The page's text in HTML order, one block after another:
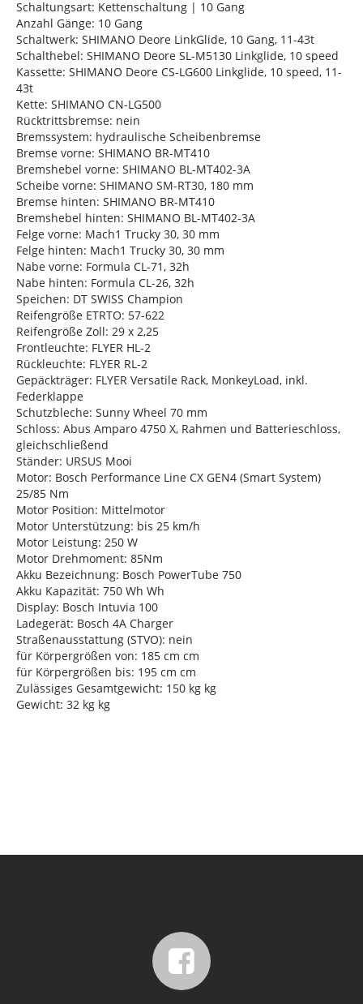
Schaltungsart: Kettenschaltung | 10 Gang
Anzahl Gänge: 10 Gang
Schaltwerk: SHIMANO Deore LinkGlide, 10 Gang, 11-43t
Schalthebel: SHIMANO Deore SL-M5130 Linkglide, 10 speed
Kassette: SHIMANO Deore CS-LG600 Linkglide, 10 speed, 11-
43t
Kette: SHIMANO CN-LG500
Rücktrittsbremse: nein
Bremssystem: hydraulische Scheibenbremse
Bremse vorne: SHIMANO BR-MT410
Bremshebel vorne: SHIMANO BL-MT402-3A
Scheibe vorne: SHIMANO SM-RT30, 180 mm
Bremse hinten: SHIMANO BR-MT410
Bremshebel hinten: SHIMANO BL-MT402-3A
Felge vorne: Mach1 Trucky 30, 30 mm
Felge hinten: Mach1 Trucky 30, 30 mm
Nabe vorne: Formula CL-71, 32h
Nabe hinten: Formula CL-26, 32h
Speichen: DT SWISS Champion
Reifengröße ETRTO: 57-622
Reifengröße Zoll: 29 x 2,25
Frontleuchte: FLYER HL-2
Rückleuchte: FLYER RL-2
Gepäckträger: FLYER Versatile Rack, MonkeyLoad, inkl.
Federklappe
Schutzbleche: Sunny Wheel 70 mm
Schloss: Abus Amparo 4750 X, Rahmen und Batterieschloss,
gleichschließend
Ständer: URSUS Mooi
Motor: Bosch Performance Line CX GEN4 (Smart System)
25/85 Nm
Motor Position: Mittelmotor
Motor Unterstützung: bis 25 km/h
Motor Leistung: 250 W
Motor Drehmoment: 85Nm
Akku Bezeichnung: Bosch PowerTube 750
Akku Kapazität: 750 Wh Wh
Display: Bosch Intuvia 100
Ladegerät: Bosch 4A Charger
Straßenausstattung (STVO): nein
für Körpergrößen von: 185 cm cm
für Körpergrößen bis: 195 cm cm
Zulässiges Gesamtgewicht: 150 kg kg
Gewicht: 32 kg kg